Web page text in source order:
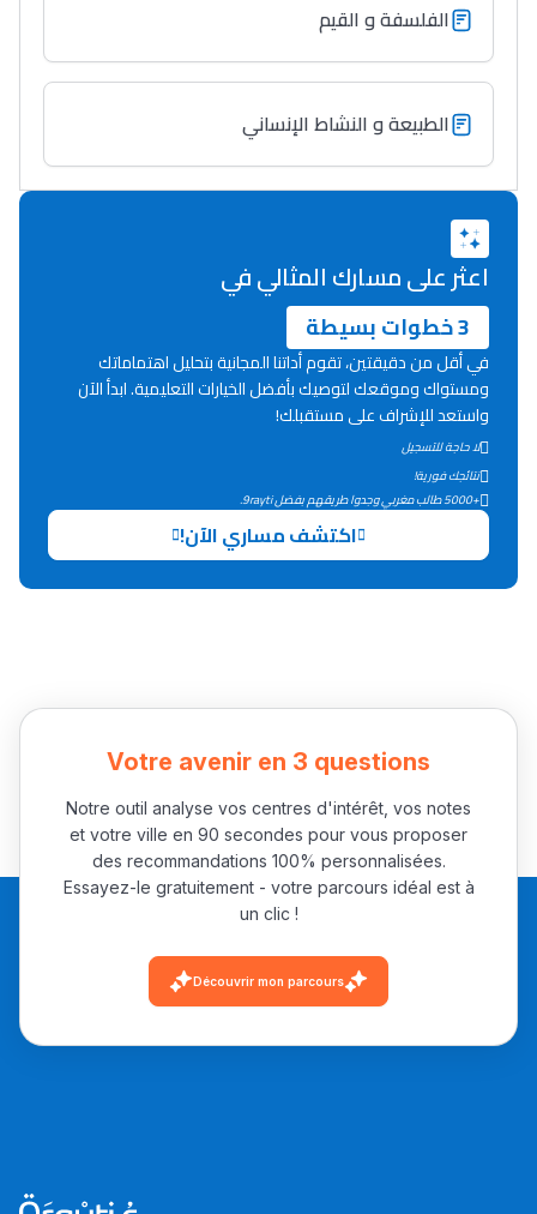
الفلسفة و القيم
الطبيعة و النشاط الإنساني
اعثر على مسارك المثالي في
3 خطوات بسيطة
في أقل من دقيقتين، تقوم أداتنا المجانية بتحليل اهتماماتك
ومستواك وموقعك لتوصيك بأفضل الخيارات التعليمية. ابدأ الآن
واستعد للإشراف على مستقبلك!
لا حاجة للتسجيل
نتائجك فورية!
+5000 طالب مغربي وجدوا طريقهم بفضل 9rayti.
اكتشف مساري الآن!
Votre avenir en 3 questions
Notre outil analyse vos centres d'intérêt, vos notes
et votre ville en 90 secondes pour vous proposer
des recommandations 100% personnalisées.
Essayez-le gratuitement - votre parcours idéal est à
un clic !
Découvrir mon parcours